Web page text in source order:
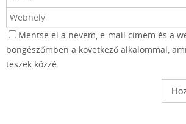
Mentse el a nevem, e-mail címem és a
böngészőmben a következő alkalommal,
teszek közzé.